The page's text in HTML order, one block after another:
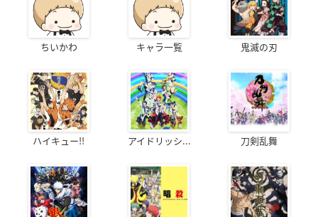
ちいかわ キャラ一覧 鬼滅の刃
ハイキュー!! アイドリッシ... 刀剣乱舞